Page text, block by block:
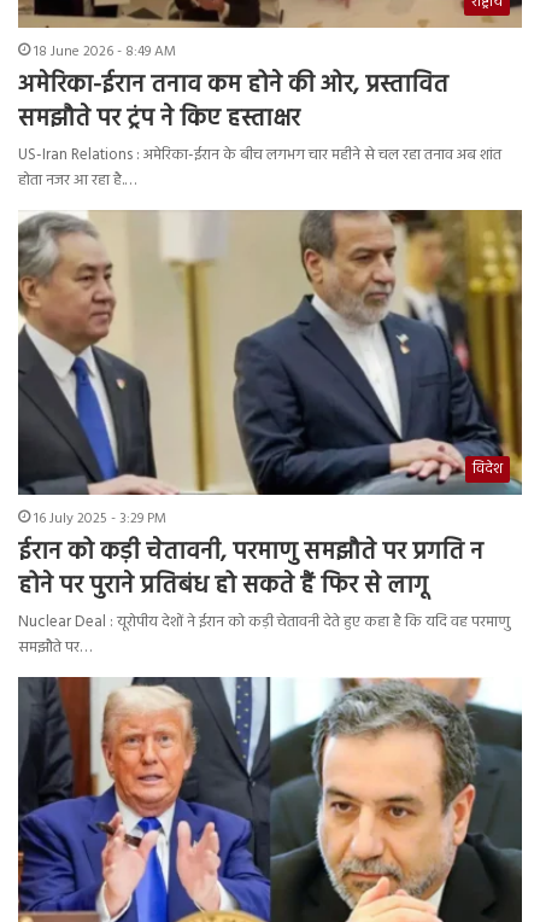
18 June 2026 - 8:49 AM
अमेरिका-ईरान तनाव कम होने की ओर, प्रस्तावित
समझौते पर ट्रंप ने किए हस्ताक्षर
US-Iran Relations : अमेरिका-ईरान के बीच लगभग चार महीने से चल रहा तनाव अब शांत
होता नजर आ रहा है.…
विदेश
16 July 2025 - 3:29 PM
ईरान को कड़ी चेतावनी, परमाणु समझौते पर प्रगति न
होने पर पुराने प्रतिबंध हो सकते हैं फिर से लागू
Nuclear Deal : यूरोपीय देशों ने ईरान को कड़ी चेतावनी देते हुए कहा है कि यदि वह परमाणु
समझौते पर…